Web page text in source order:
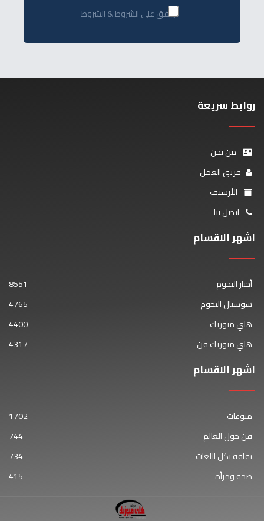
أوافق على الشروط & الشروط
روابط سريعة
من نحن
فريق العمل
الأرشيف
اتصل بنا
اشهر الاقسام
أخبار النجوم
8551
سوشيال النجوم
4765
هاي ميوزيك
4400
هاي ميوزيك فن
4317
اشهر الاقسام
منوعات
1702
فن حول العالم
744
ثقافة بكل اللغات
734
صحة ومرأة
415